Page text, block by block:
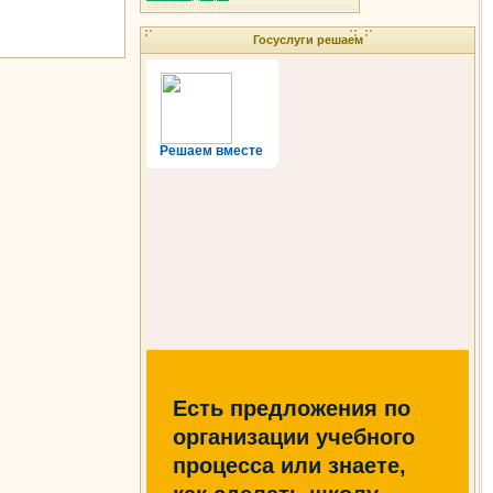
Госуслуги решаем
Решаем вместе
Есть предложения по
организации учебного
процесса или знаете,